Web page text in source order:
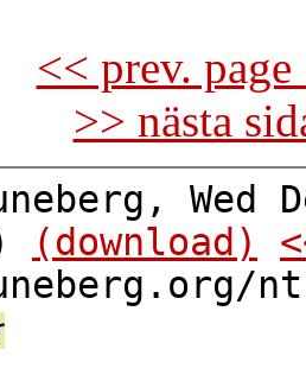
<< prev.
>> nästa
Wed
(download)